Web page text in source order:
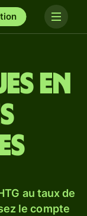
en
au taux de
le compte